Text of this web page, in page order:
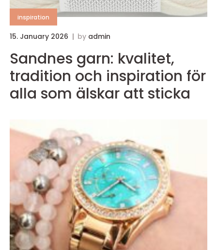
inspiration
15. January 2026 by admin
Sandnes garn: kvalitet,
tradition och inspiration för
alla som älskar att sticka